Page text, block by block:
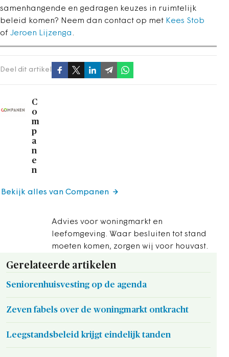
samenhangende en gedragen keuzes in ruimtelijk
beleid komen? Neem dan contact op met Kees Stob
of Jeroen Lijzenga.
Deel dit artikel
C
o
m
p
a
n
e
n
Advies voor woningmarkt en
leefomgeving. Waar besluiten tot stand
moeten komen, zorgen wij voor houvast.
Bekijk alles van Companen
Gerelateerde artikelen
Seniorenhuisvesting op de agenda
Zeven fabels over de woningmarkt ontkracht
Leegstandsbeleid krijgt eindelijk tanden